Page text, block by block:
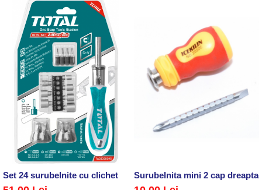
Set 24 surubelnite cu clichet Surubelnita mini 2 cap